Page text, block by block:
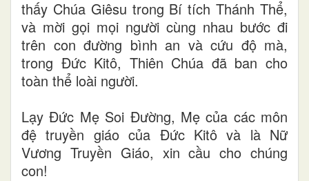
thấy Chúa Giêsu trong Bí tích Thánh Thể,
và mời gọi mọi người cùng nhau bước đi
trên con đường bình an và cứu độ mà,
trong Đức Kitô, Thiên Chúa đã ban cho
toàn thể loài người.
Lạy Đức Mẹ Soi Đường, Mẹ của các môn
đệ truyền giáo của Đức Kitô và là Nữ
Vương Truyền Giáo, xin cầu cho chúng
con!